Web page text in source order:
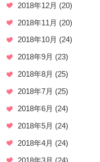
2018年12月 (20)
2018年11月 (20)
2018年10月 (24)
2018年9月 (23)
2018年8月 (25)
2018年7月 (25)
2018年6月 (24)
2018年5月 (24)
2018年4月 (24)
2018年3月 (24)